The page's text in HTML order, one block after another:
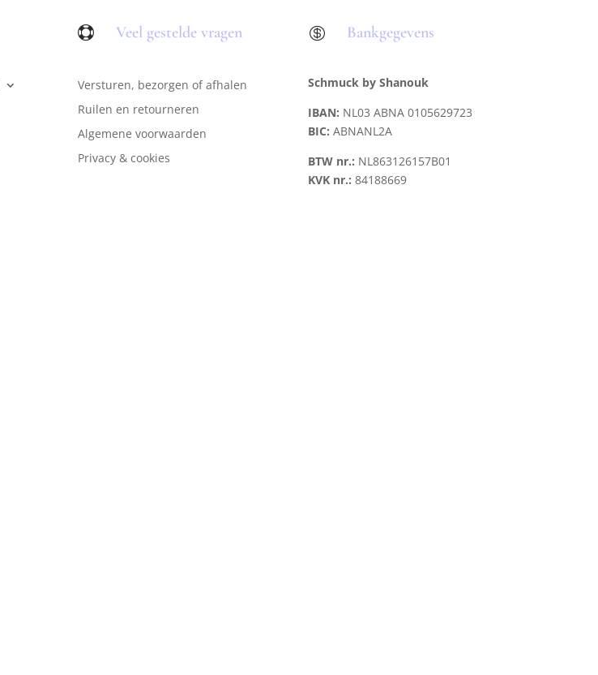
 Veel gestelde vragen
Versturen, bezorgen of afhalen
Ruilen en retourneren
Algemene voorwaarden
Privacy & cookies
 Bankgegevens
Schmuck by Shanouk
IBAN: NL03 ABNA 0105629723
BIC: ABNANL2A
BTW nr.: NL863126157B01
KVK nr.:84188669